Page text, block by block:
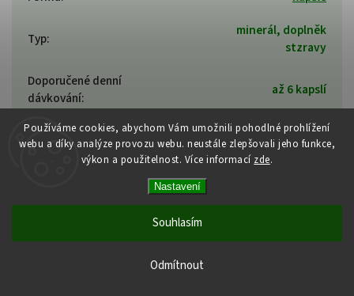
Používáme cookies, abychom Vám umožnili pohodlné prohlížení
webu a díky analýze provozu webu. neustále zlepšovali jeho funkce,
výkon a použitelnost. Více informací zde.
Nastavení
Odmítnout
Souhlasím
Typ:
minerál, doplněk
stzravy
Doporučené denní
dávkování: až 6 kapslí
Velikost balení:
180 kapslí
Počet dávek v balení: minimálně 30
Související produkty